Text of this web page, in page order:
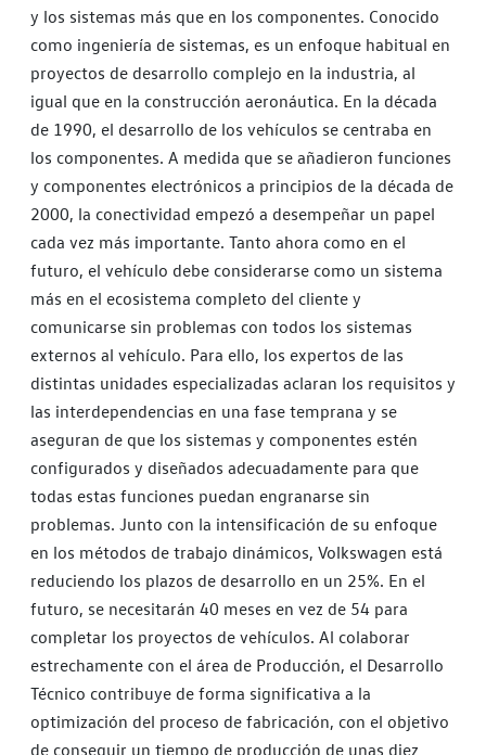
y los sistemas más que en los componentes. Conocido
como ingeniería de sistemas, es un enfoque habitual en
proyectos de desarrollo complejo en la industria, al
igual que en la construcción aeronáutica. En la década
de 1990, el desarrollo de los vehículos se centraba en
los componentes. A medida que se añadieron funciones
y componentes electrónicos a principios de la década de
2000, la conectividad empezó a desempeñar un papel
cada vez más importante. Tanto ahora como en el
futuro, el vehículo debe considerarse como un sistema
más en el ecosistema completo del cliente y
comunicarse sin problemas con todos los sistemas
externos al vehículo. Para ello, los expertos de las
distintas unidades especializadas aclaran los requisitos y
las interdependencias en una fase temprana y se
aseguran de que los sistemas y componentes estén
configurados y diseñados adecuadamente para que
todas estas funciones puedan engranarse sin
problemas. Junto con la intensificación de su enfoque
en los métodos de trabajo dinámicos, Volkswagen está
reduciendo los plazos de desarrollo en un 25%. En el
futuro, se necesitarán 40 meses en vez de 54 para
completar los proyectos de vehículos. Al colaborar
estrechamente con el área de Producción, el Desarrollo
Técnico contribuye de forma significativa a la
optimización del proceso de fabricación, con el objetivo
de conseguir un tiempo de producción de unas diez